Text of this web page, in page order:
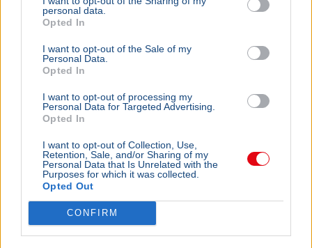
personal data.
Opted In
I want to opt-out of the Sale of my
Personal Data.
Opted In
I want to opt-out of processing my
Personal Data for Targeted Advertising.
Opted In
I want to opt-out of Collection, Use,
Retention, Sale, and/or Sharing of my
Personal Data that Is Unrelated with the
Purposes for which it was collected.
Opted Out
CONFIRM
Egyesült Államok Irán Gazdaság Hormuzi-szoros
ma megállapodás születhet Irán és az Egyesült Államok
között a Hormuzi-szoros újranyitásáról.
GAZDASÁG 2026. augusztus 4.
Harminc év után tényleg búcsúzhat
Magyarországtól a Tesco